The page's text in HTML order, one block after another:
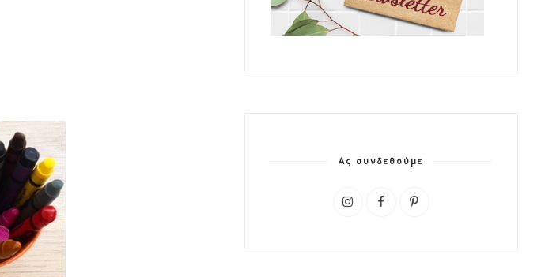
Ας συνδεθούμε